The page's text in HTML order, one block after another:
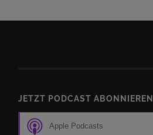
JETZT PODCAST ABONNIEREN
Apple Podcasts